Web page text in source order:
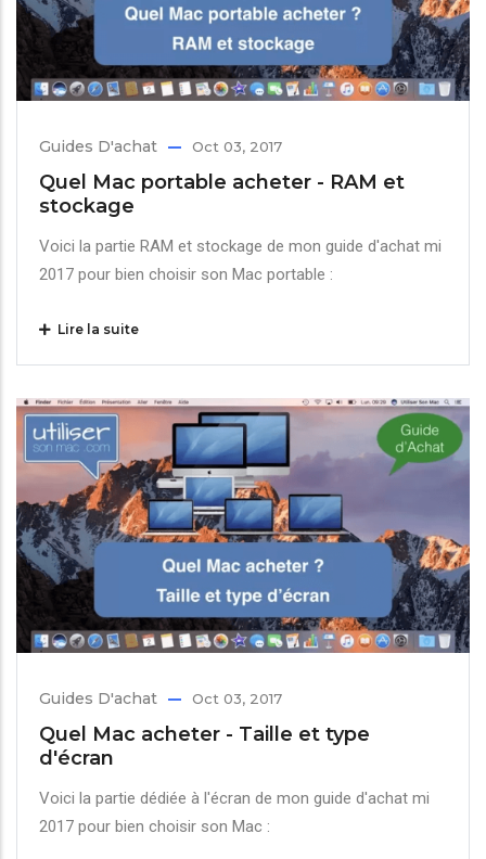
Guides D'achat Oct 03, 2017
Quel Mac portable acheter - RAM et
stockage
Voici la partie RAM et stockage de mon guide d'achat mi
2017 pour bien choisir son Mac portable :
Lire la suite
Guides D'achat Oct 03, 2017
Quel Mac acheter - Taille et type
d'écran
Voici la partie dédiée à l'écran de mon guide d'achat mi
2017 pour bien choisir son Mac :